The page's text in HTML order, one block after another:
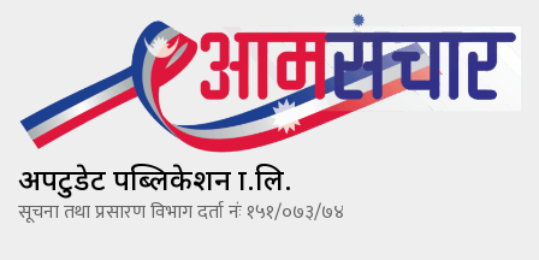
अपटुडेट पब्लिकेशन प्रा.लि.
सूचना तथा प्रसारण विभाग दर्ता नंः १५१/०७३/७४